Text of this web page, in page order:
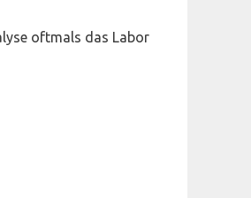
oftmals das Labor